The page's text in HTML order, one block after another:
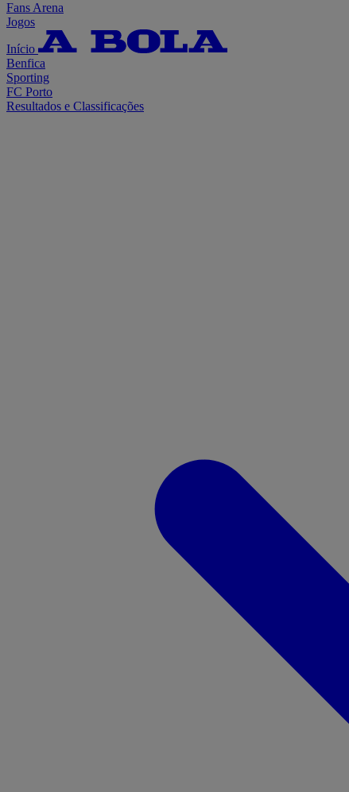
Fans Arena
Jogos
Início
Benfica
Sporting
FC Porto
Resultados e Classificações